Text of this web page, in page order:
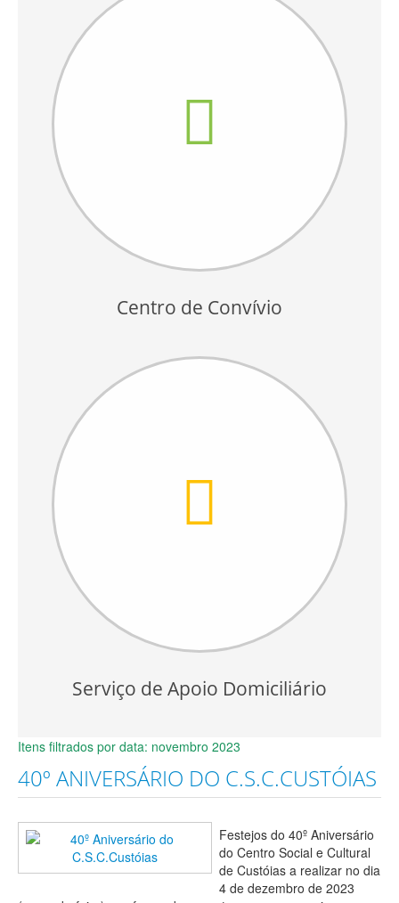
Centro de Convívio
Serviço de Apoio Domiciliário
Itens filtrados por data: novembro 2023
40º ANIVERSÁRIO DO C.S.C.CUSTÓIAS
Festejos do 40º Aniversário
do Centro Social e Cultural
de Custóias a realizar no dia
4 de dezembro de 2023